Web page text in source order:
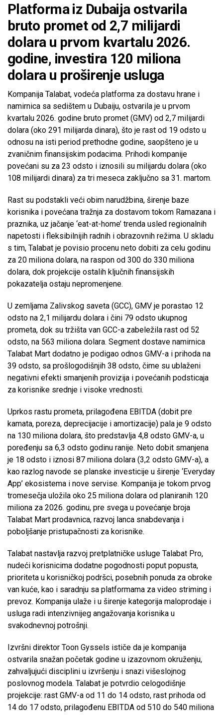
Platforma iz Dubaija ostvarila
bruto promet od 2,7 milijardi
dolara u prvom kvartalu 2026.
godine, investira 120 miliona
dolara u proširenje usluga
Kompanija Talabat, vodeća platforma za dostavu hrane i
namirnica sa sedištem u Dubaiju, ostvarila je u prvom
kvartalu 2026. godine bruto promet (GMV) od 2,7 milijardi
dolara (oko 291 milijarda dinara), što je rast od 19 odsto u
odnosu na isti period prethodne godine, saopšteno je u
zvaničnim finansijskim podacima. Prihodi kompanije
povećani su za 23 odsto i iznosili su milijardu dolara (oko
108 milijardi dinara) za tri meseca zaključno sa 31. martom.
Rast su podstakli veći obim narudžbina, širenje baze
korisnika i povećana tražnja za dostavom tokom Ramazana i
praznika, uz jačanje ‘eat-at-home’ trenda usled regionalnih
napetosti i fleksibilnijih radnih i obrazovnih režima. U skladu
s tim, Talabat je povisio procenu neto dobiti za celu godinu
za 20 miliona dolara, na raspon od 300 do 330 miliona
dolara, dok projekcije ostalih ključnih finansijskih
pokazatelja ostaju nepromenjene.
U zemljama Zalivskog saveta (GCC), GMV je porastao 12
odsto na 2,1 milijardu dolara i čini 79 odsto ukupnog
prometa, dok su tržišta van GCC-a zabeležila rast od 52
odsto, na 563 miliona dolara. Segment dostave namirnica
Talabat Mart dodatno je podigao odnos GMV-a i prihoda na
39 odsto, sa prošlogodišnjih 38 odsto, čime su ublaženi
negativni efekti smanjenih provizija i povećanih podsticaja
za korisnike srednje i visoke vrednosti.
Uprkos rastu prometa, prilagođena EBITDA (dobit pre
kamata, poreza, deprecijacije i amortizacije) pala je 9 odsto
na 130 miliona dolara, što predstavlja 4,8 odsto GMV-a, u
poređenju sa 6,3 odsto godinu ranije. Neto dobit smanjena
je 18 odsto i iznosi 87 miliona dolara (3,2 odsto GMV-a), a
kao razlog navode se planske investicije u širenje ‘Everyday
App’ ekosistema i nove servise. Kompanija je tokom prvog
tromesečja uložila oko 25 miliona dolara od planiranih 120
miliona za 2026. godinu, pre svega u povećanje broja
Talabat Mart prodavnica, razvoj lanca snabdevanja i
poboljšanje pristupačnosti za korisnike.
Talabat nastavlja razvoj pretplatničke usluge Talabat Pro,
nudeći korisnicima dodatne pogodnosti poput popusta,
prioriteta u korisničkoj podršci, posebnih ponuda za obroke
van kuće, kao i saradnju sa platformama za video striming i
prevoz. Kompanija ulaže i u širenje kategorija maloprodaje i
usluga radi intenzivnijeg angažovanja korisnika u
svakodnevnoj potrošnji.
Izvršni direktor Toon Gyssels ističe da je kompanija
ostvarila snažan početak godine u izazovnom okruženju,
zahvaljujući disciplini u izvršenju i snazi višeslojnog
poslovnog modela. Talabat je potvrdio celogodišnje
projekcije: rast GMV-a od 11 do 14 odsto, rast prihoda od
14 do 17 odsto, prilagođenu EBITDA od 510 do 540 miliona